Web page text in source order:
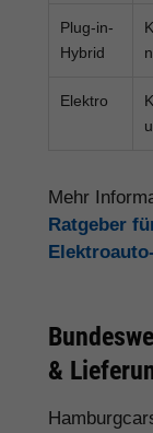
Plug-in-
Hybrid
Elektro
Mehr
Ratgeber
&